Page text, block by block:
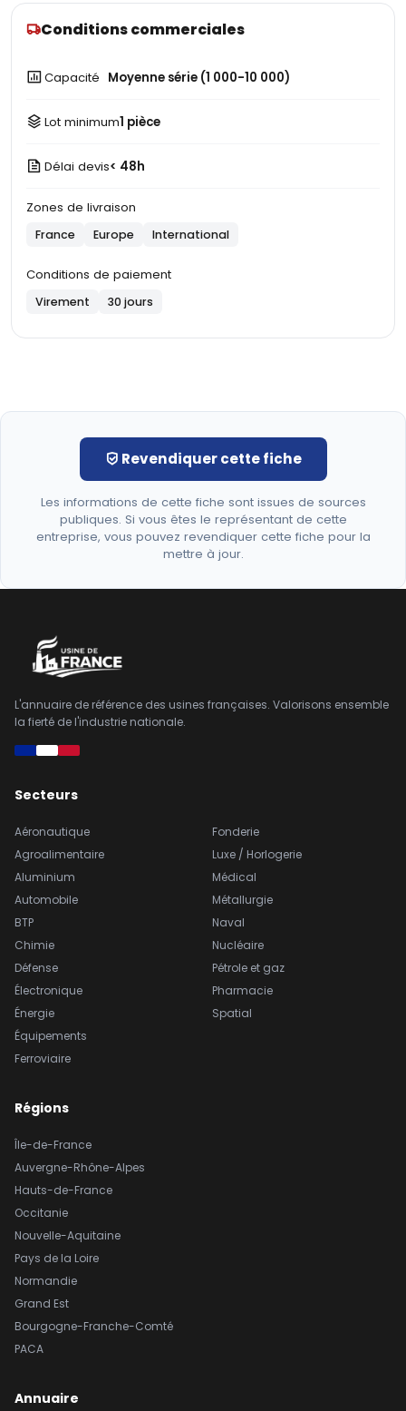
Conditions commerciales
Capacité Moyenne série (1 000-10 000)
Lot minimum1 pièce
Délai devis< 48h
Zones de livraison
France Europe International
Conditions de paiement
Virement 30 jours
Revendiquer cette fiche
Les informations de cette fiche sont issues de sources
publiques. Si vous êtes le représentant de cette
entreprise, vous pouvez revendiquer cette fiche pour la
mettre à jour.
L'annuaire de référence des usines françaises. Valorisons ensemble
la fierté de l'industrie nationale.
Secteurs
Aéronautique
Agroalimentaire
Aluminium
Automobile
BTP
Chimie
Défense
Électronique
Énergie
Équipements
Ferroviaire
Fonderie
Luxe / Horlogerie
Médical
Métallurgie
Naval
Nucléaire
Pétrole et gaz
Pharmacie
Spatial
Régions
Île-de-France
Auvergne-Rhône-Alpes
Hauts-de-France
Occitanie
Nouvelle-Aquitaine
Pays de la Loire
Normandie
Grand Est
Bourgogne-Franche-Comté
PACA
Annuaire